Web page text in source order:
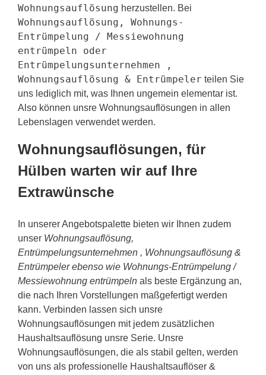
Wohnungsauflösung herzustellen. Bei
Wohnungsauflösung, Wohnungs-
Entrümpelung / Messiewohnung
entrümpeln oder
Entrümpelungsunternehmen ,
Wohnungsauflösung & Entrümpeler teilen Sie
uns lediglich mit, was Ihnen ungemein elementar ist.
Also können unsre Wohnungsauflösungen in allen
Lebenslagen verwendet werden.
Wohnungsauflösungen, für
Hülben warten wir auf Ihre
Extrawünsche
In unserer Angebotspalette bieten wir Ihnen zudem
unser Wohnungsauflösung,
Entrümpelungsunternehmen , Wohnungsauflösung &
Entrümpeler ebenso wie Wohnungs-Entrümpelung /
Messiewohnung entrümpeln als beste Ergänzung an,
die nach Ihren Vorstellungen maßgefertigt werden
kann. Verbinden lassen sich unsre
Wohnungsauflösungen mit jedem zusätzlichen
Haushaltsauflösung unsre Serie. Unsre
Wohnungsauflösungen, die als stabil gelten, werden
von uns als professionelle Haushaltsauflöser &